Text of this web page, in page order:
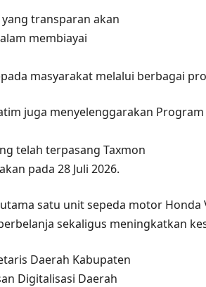
transparan akan
membiayai
masyarakat melalui berbagai
juga menyelenggarakan Program
telah terpasang Taxmon
pada 28 Juli 2026.
satu unit sepeda motor
sekaligus meningkatkan
Daerah Kabupaten
Digitalisasi Daerah